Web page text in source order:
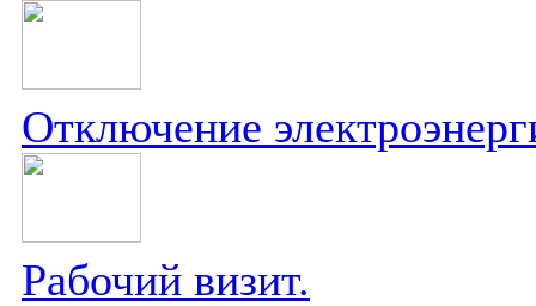
Отключение
Рабочий визит.